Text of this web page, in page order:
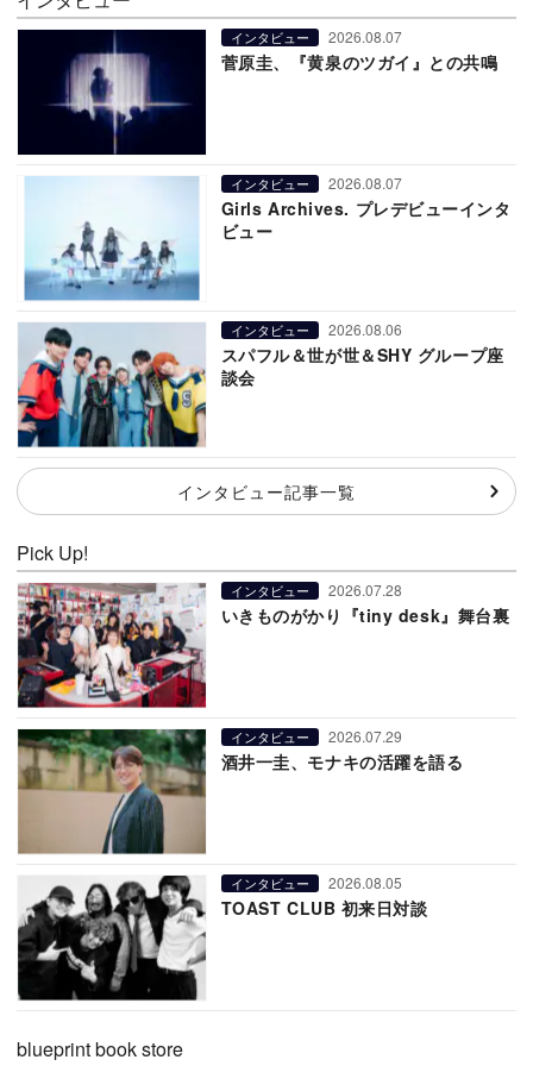
インタビュー 2026.08.07
菅原圭、『黄泉のツガイ』との共鳴
インタビュー 2026.08.07
Girls Archives. プレデビューインタ
ビュー
インタビュー 2026.08.06
スパフル＆世が世＆SHY グループ座
談会
インタビュー記事一覧
Pick Up!
インタビュー 2026.07.28
いきものがかり『tiny desk』舞台裏
インタビュー 2026.07.29
酒井一圭、モナキの活躍を語る
インタビュー 2026.08.05
TOAST CLUB 初来日対談
blueprint book store